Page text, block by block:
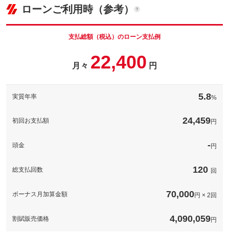
パック内容
切な愛車がより一層大切な１台になりますね！
お時間のかかる場合や通常ナンバーに比べナンバー交付されるま
で日数がかかりますのでご了承くださいませ。
パック内容
これからの時期に気になるエアコンのニオイ対策☆エアコン内部
のエボパレーターの洗浄を行うので、溜まったカビや汚れもスッ
車両本体価
298
施工率９０％を誇る、最新ボディーコート。沖縄では必須といっ
ローンご利用時（参考）
支払総額（税込）のローン支払例
月々 22,400 円
実質年率 5.8%
初回お支払額 24,459円
頭金 -円
総支払回数 120 回
ボーナス月加算金額 70,000円 × 2回
割賦販売価格 4,090,059円